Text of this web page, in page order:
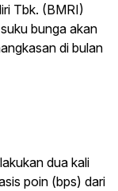
Tbk. (BMRI)
bunga akan
di bulan
dua kali
poin (bps) dari